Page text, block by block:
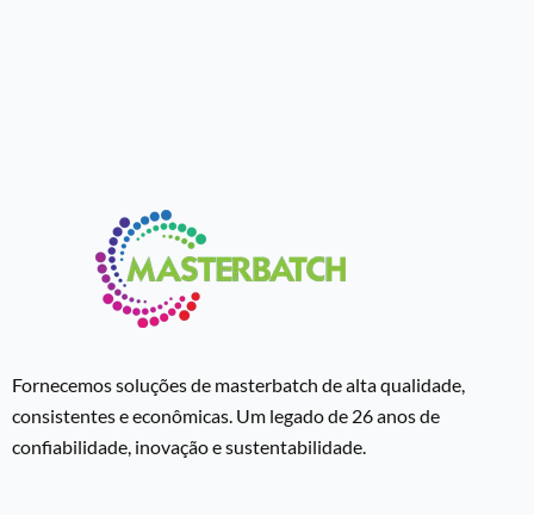
Fornecemos soluções de masterbatch de alta qualidade,
consistentes e econômicas. Um legado de 26 anos de
confiabilidade, inovação e sustentabilidade.